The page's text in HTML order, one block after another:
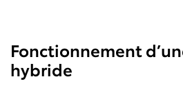
Fonctionnement
hybride